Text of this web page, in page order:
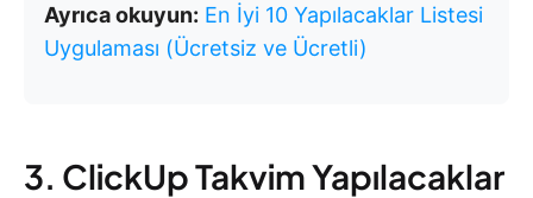
Ayrıca okuyun: En İyi 10 Yapılacaklar Listesi
Uygulaması (Ücretsiz ve Ücretli)
3. ClickUp Takvim Yapılacaklar